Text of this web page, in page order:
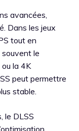
avancées,
Dans les jeux
tout en
souvent le
la 4K
peut permettre
stable.
le DLSS